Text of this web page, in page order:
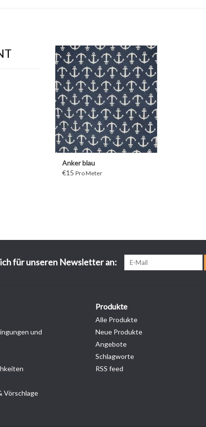
WEITER
Anker blau
€15 Pro Meter
für unseren Newsletter an:
und
Vörschlage
Produkte
Alle Produkte
Neue Produkte
Angebote
Schlagworte
RSS feed